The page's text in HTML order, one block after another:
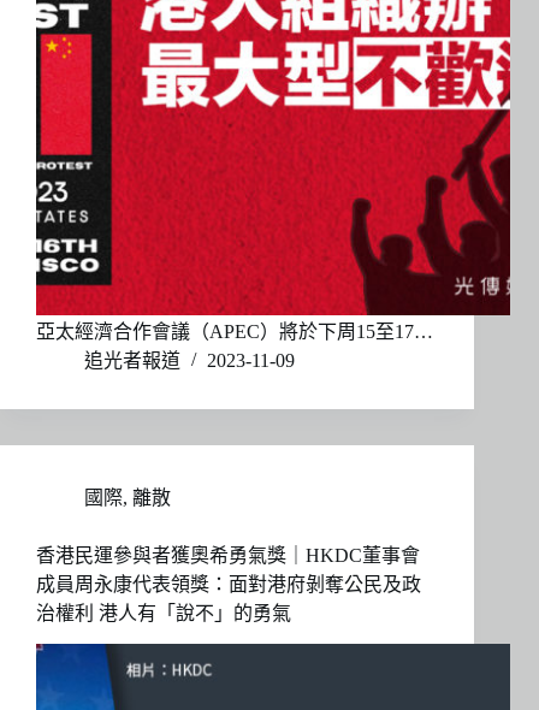
亞太經濟合作會議（APEC）將於下周15至17…
追光者報道
2023-11-09
國際, 離散
香港民運參與者獲奧希勇氣獎｜HKDC董事會
成員周永康代表領獎：面對港府剝奪公民及政
治權利 港人有「說不」的勇氣